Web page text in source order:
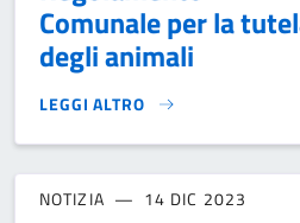
Comunale per la
degli animali
LEGGI ALTRO
REGOLAMENTO COMUNALE
NOTIZIA 14 DIC 2023